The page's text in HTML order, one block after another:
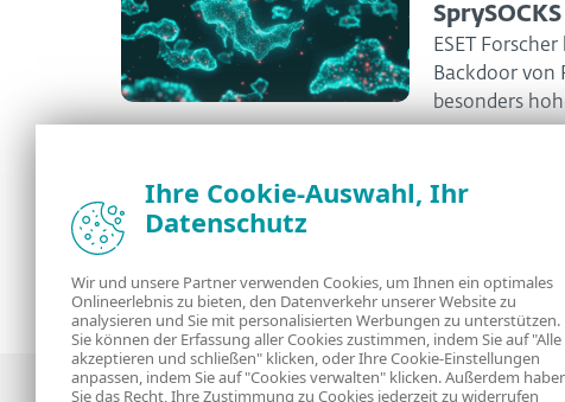
ESET
Backdoor von
besonders
1 2 3
Ihre Cookie-Auswahl, Ihr
Datenschutz
Wir und unsere Partner verwenden Cookies, um Ihnen ein optimales
Onlineerlebnis zu bieten, den Datenverkehr unserer Website zu
analysieren und Sie mit personalisierten Werbungen zu unterstützen.
Sie können der Erfassung aller Cookies zustimmen, indem Sie auf "Alle
akzeptieren und schließen" klicken, oder Ihre Cookie-Einstellungen
anpassen, indem Sie auf "Cookies verwalten" klicken. Außerdem
Sie das Recht, Ihre Zustimmung zu Cookies jederzeit zu widerrufen